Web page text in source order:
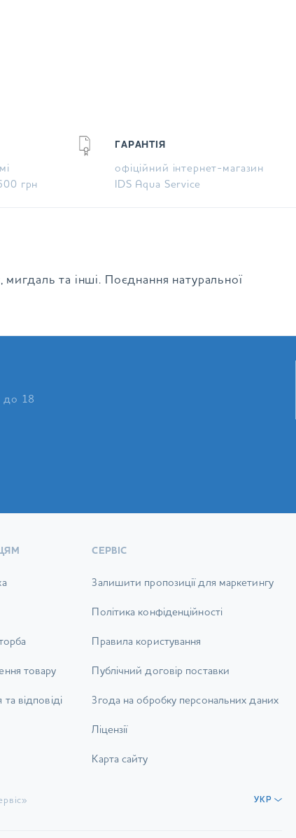
грн
ГАРАНТІЯ
офіційний інтернет-магазин
IDS Aqua Service
мигдаль та інші. Поєднання натуральної
до 18
товару
відповіді
СЕРВІС
Залишити пропозиції для маркетингу
Політика конфіденційності
Правила користування
Публічний договір поставки
Згода на обробку персональних даних
Ліцензії
Карта сайту
УКР